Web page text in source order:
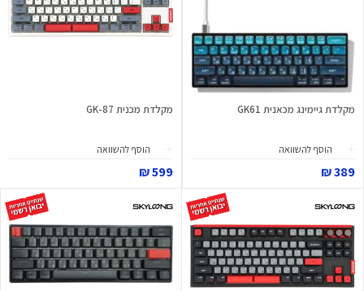
מקלדת גיימינג מכאנית GK61
הוסף להשוואה
389 ₪
מקלדת מכנית GK-87
הוסף להשוואה
599 ₪